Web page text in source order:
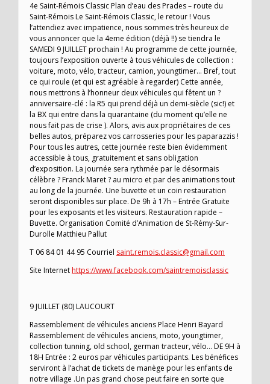
4e Saint-Rémois Classic Plan d’eau des Prades – route du
Saint-Rémois Le Saint-Rémois Classic, le retour ! Vous
l’attendiez avec impatience, nous sommes très heureux de
vous annoncer que la 4eme édition (déjà !!) se tiendra le
SAMEDI 9 JUILLET prochain ! Au programme de cette journée,
toujours l’exposition ouverte à tous véhicules de collection :
voiture, moto, vélo, tracteur, camion, youngtimer… Bref, tout
ce qui roule (et qui est agréable à regarder) Cette année,
nous mettrons à l’honneur deux véhicules qui fêtent un ?
anniversaire-clé : la R5 qui prend déjà un demi-siècle (sic!) et
la BX qui entre dans la quarantaine (du moment qu’elle ne
nous fait pas de crise ). Alors, avis aux propriétaires de ces
belles autos, préparez vos carrosseries pour les paparazzis !
Pour tous les autres, cette journée reste bien évidemment
accessible à tous, gratuitement et sans obligation
d’exposition. La journée sera rythmée par le désormais
célèbre ? Franck Maret ? au micro et par des animations tout
au long de la journée. Une buvette et un coin restauration
seront disponibles sur place. De 9h à 17h – Entrée Gratuite
pour les exposants et les visiteurs. Restauration rapide –
Buvette. Organisation Comité d’Animation de St-Rémy-Sur-
Durolle Matthieu Pallut
T 06 84 01 44 95 Courriel saint.remois.classic@gmail.com
Site Internethttps://www.facebook.com/saintremoisclassic
9 JUILLET (80) LAUCOURT
Rassemblement de véhicules anciens Place Henri Bayard
Rassemblement de véhicules anciens, moto, youngtimer,
collection tunning, old school, german tracteur, vélo… DE 9H à
18H Entrée : 2 euros par véhicules participants. Les bénéfices
serviront à l’achat de tickets de manège pour les enfants de
notre village .Un pas grand chose peut faire en sorte que